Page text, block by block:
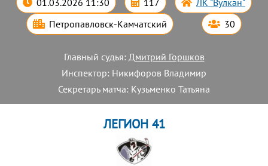
01.03.2026 11:30 117 ЛК "Вулкан"
Петропавловск-Камчатский 30
Главный судья: Дмитрий Горшков
Инспектор: Никифоров Владимир
Секретарь матча: Кузьменко Татьяна
ЛЕГИОН 41